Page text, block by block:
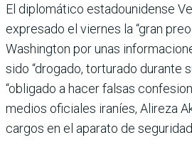
El diplomático estadounidense
expresado el viernes la “gran
Washington por unas
sido “drogado, torturado durante
“obligado a hacer falsas
medios oficiales iraníes, Alireza
cargos en el aparato de